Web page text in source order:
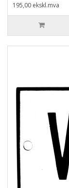
195,00 ekskl.mva